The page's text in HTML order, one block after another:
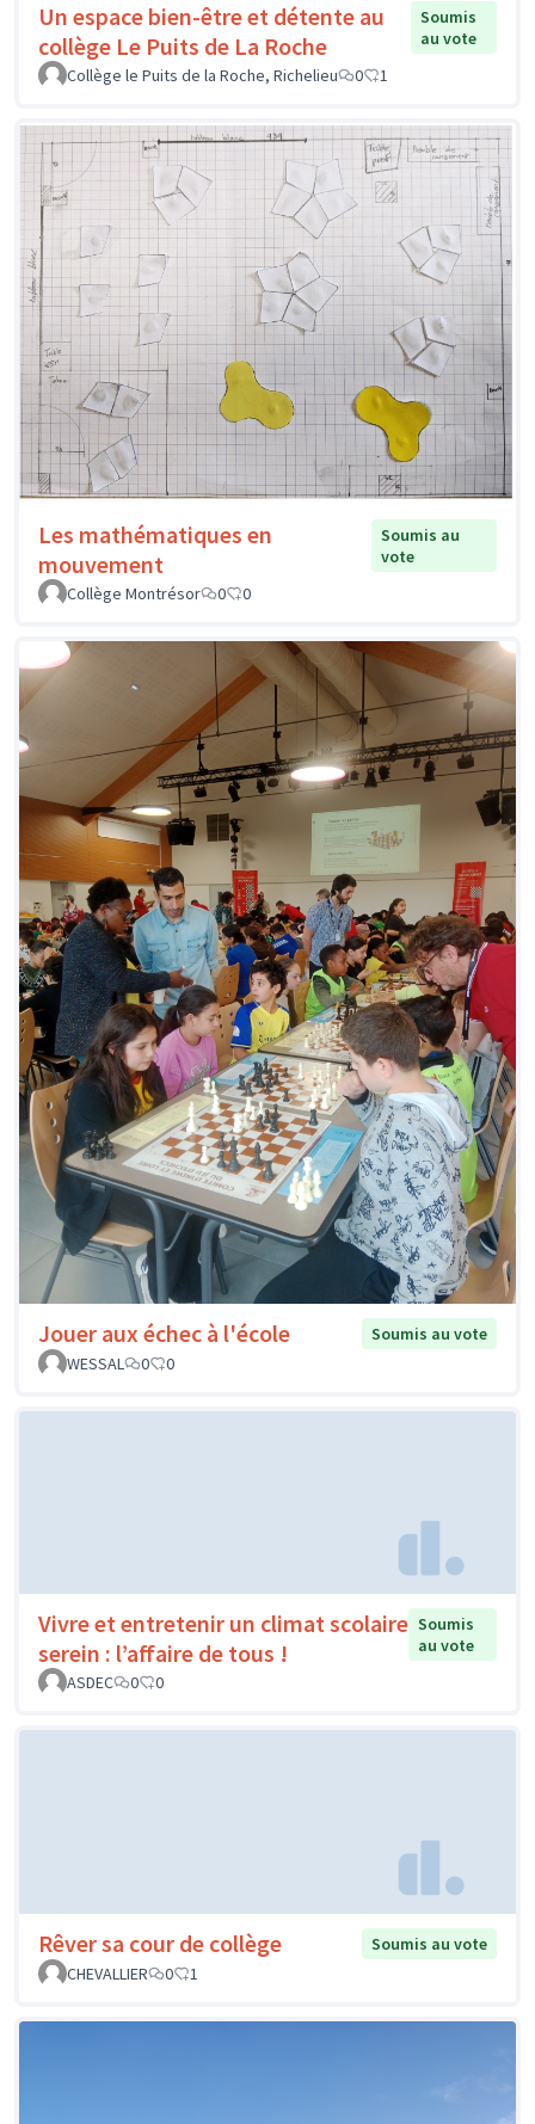
Un espace bien-être et détente au
collège Le Puits de La Roche
Soumis
au vote
Collège le Puits de la Roche, Richelieu
0 1
Les mathématiques en
mouvement
Soumis au
vote
Collège Montrésor
0 0
Jouer aux échec à l'école
Soumis au vote
WESSAL
0 0
Vivre et entretenir un climat scolaire
serein : l’affaire de tous !
Soumis
au vote
ASDEC
0 0
Rêver sa cour de collège
Soumis au vote
CHEVALLIER
0 1